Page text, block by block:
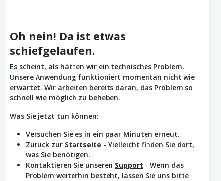
Oh nein! Da ist etwas
schiefgelaufen.
Es scheint, als hätten wir ein technisches Problem.
Unsere Anwendung funktioniert momentan nicht wie
erwartet. Wir arbeiten bereits daran, das Problem so
schnell wie möglich zu beheben.
Was Sie jetzt tun können:
Versuchen Sie es in ein paar Minuten erneut.
Zurück zur Startseite - Vielleicht finden Sie dort,
was Sie benötigen.
Kontaktieren Sie unseren Support - Wenn das
Problem weiterhin besteht, lassen Sie uns bitte